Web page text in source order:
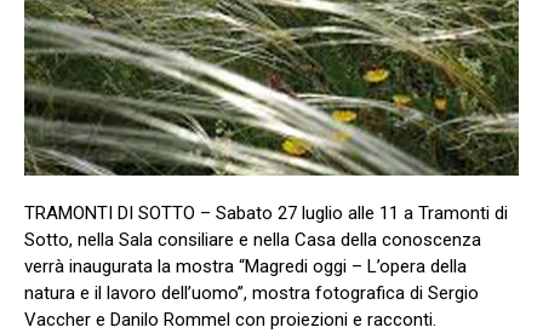
TRAMONTI DI SOTTO – Sabato 27 luglio alle 11 a Tramonti di
Sotto, nella Sala consiliare e nella Casa della conoscenza
verrà inaugurata la mostra “Magredi oggi – L’opera della
natura e il lavoro dell’uomo”, mostra fotografica di Sergio
Vaccher e Danilo Rommel con proiezioni e racconti.